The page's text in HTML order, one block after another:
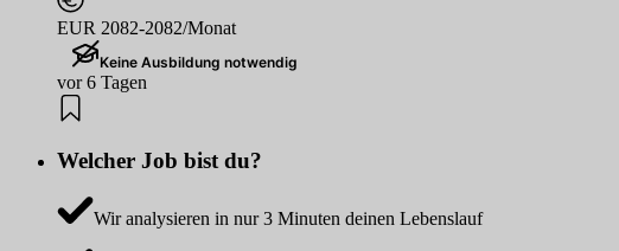
EUR 2082-2082/Monat
Keine Ausbildung notwendig
vor 6 Tagen
Welcher Job bist du?
Wir analysieren in nur 3 Minuten deinen Lebenslauf